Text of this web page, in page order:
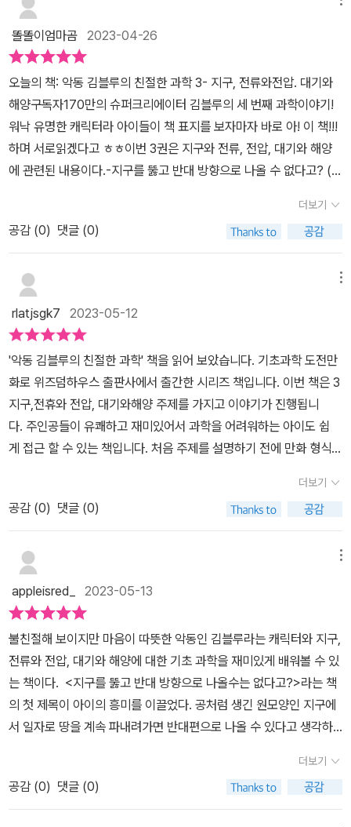
에 대한 내용이 인상깊었어요. 학교에서 배우기도 한 것 같은데 너
무 친절한 설명으로 아이가 바로 이해를 하더라구요. 그외에도 다양
한 주제들을 가지고 즐겁게 배울 수 있으니 초등 저학년 아이들이라
면 꼭 추천해주고 싶습니다. 본 후기는 업체로부터 책을 무상으로 제
공받아 읽어본 후 진솔하게 작성하였습니다. #위즈덤하우스 #악동김
블루의친절한과학 #김블루 #과학학습만화 #악동김블루의친절한과
학3 #책세상맘수다카페 #책세상 #맘수다
절해 보이지만 친절하고 착한 악동으로 생각 외로 과학적 지식이 좋
은 인물이랍니다.반대로 바로 지지는 지구를 정복하러 온 외계인라고
합니다.과학 수준이 높은 행성에서 와서 지구인들의 과학 수준을 낮
게 보지만, 김블루가 예상치 못한 존재로 남겨지는데요!과연~같이 지
내면서 지지는 마음이 변할 수 있는 지도 보는 것도 읽는 재미중 한 가
지겠어요.부제목처럼 지구, 전류와 전압, 그리고 대기와 해양으로지
구의 구조와 생김새 등에 대해서 배우면서 지진도 알려주고전류와 전
압에선 정전기와 전기력 등, 그리고 마지막으로 대기와 해양에선 해
수와 담수, 습도, 물의 순환 등에 대해서 배운답니다.​저도 언제인지는
기억이 정확하게 나진 않지만, 이 내용을 읽다 보니 과학시간이 떠오
하는데요.바로 판끼리 부딪히고 하다 보면 화산이 폭발하게 되고 그
로 인해 점점 떨어진다고 합니다.또한 마지막 편에서 물 아끼기에 대
한 내용이 나오는데, 지속적으로 지구 지키기의 대표적인 예죠.물은
틀면 나오지만, 이게 언제까지나 나오는 게 아니다는 점!그렇다고 해
서 물이 사라지지는 않고 순환을 한다는 점!여러 가지 물에 대해서도
알 수 있는 기회가 되었어요.​ 아이가 3학년이 되면서 과학도 배우기
시작하는데요.아직 제가 과학 책을 보진 않았지만, 전압에 대해선 배
운 거 같긴 하더라고요.김블루와 함께 다시 한 번 더 배워보면 좋을 것
똘똘이엄마곰 2023-04-26
오늘의 책: 악동 김블루의 친절한 과학 3- 지구, 전류와전압. 대기와
해양구독자170만의 슈퍼크리에이터 김블루의 세 번째 과학이야기!
워낙 유명한 캐릭터라 아이들이 책 표지를 보자마자 바로 아! 이 책!!!
하며 서로읽겠다고 ㅎㅎ이번 3권은 지구와 전류, 전압, 대기와 해양
에 관련된 내용이다.-지구를 뚫고 반대 방향으로 나올 수 없다고? (지
부자가 되었다?(도체와 부도체)-워터 파크에서 신나는 슬라이드(전
류,전압, 저항)-내가 눈 오줌이 다시 비가 되어 내린다고?(물의순환)
-보이지 않는 바람의 정체(기압과 바람)다양한 주제를 코믹하게 접근
하고 있는 김블루의 친절한 과학!중학교때 어려워했던 많은 개념들이
이렇게 쉽게 이해가 되다니!!어른인 내가봐도 재밌고 쉽게 구성되어
있으니.. 아이들은 뭐~~ 당연히 꿀잼일듯!!불친절해 보이지만 따뜻한
악동인 김블루지구를 정복하러온 외계인 지지와의 과학여행속으로
출발해보자!추천!1. 초등과학부터 중등과학까지 교과연계가 아주 잘
되어있다. 책 뒷부분에 교과 연계표가 나와있어서 한 눈에 보기쉽다.
2. 초등부터 중등까지 아이들이 쉽게 읽고 이해할 수 있도록 재미있
게 구성되어있다.3. 학습만화의 장점과 줄글의 장점이 더해져 누구나
과학에 관심을 가질 수 있게 한다.4. 만화로 아이들의 관심을 끌고 원
리를 쉽게 풀어내어 과학을 싫어하는 아이도 좋아하게 만드는 매력적
인 책이다.5. [왕친절한 과학 수업]코너에서는 핵심 내용을 다시한번
#초등과학 #중등과학 #과학책 #과학도서 #과학추천도서 #위즈덤
하우스 #교사추천도서 #지구 #대기 #과학필독서 #재미있는과학 #
신간도서 #책읽는교사 #책좋아하는교사
더보기
공감 (0) 댓글 (0)
rlatjsgk7 2023-05-12
'악동 김블루의 친절한 과학' 책을 읽어 보았습니다. 기초과학 도전만
화로 위즈덤하우스 출판사에서 출간한 시리즈 책입니다. 이번 책은 3
지구,전휴와 전압, 대기와해양 주제를 가지고 이야기가 진행됩니
다. 주인공들이 유쾌하고 재미있어서 과학을 어려워하는 아이도 쉽
게 접근 할 수 있는 책입니다. 처음 주제를 설명하기 전에 만화 형식으
새 과학 이야기에 빠져들게 됩니다. 지구의 중력을 쉽게 이야기하면
서 줄글도 섞어가며 전문용어도 나오는 지식책입니다. 하지만 지식
만 전달하는 책보다 이해와 접근이 쉬워서 아이들이 읽어 나가기 수
월한 것 같습니다. 그림체외 색감도 좋아서 초등학생들도 읽어가면
에 아직 배우지 않은 지식도 조금씩 노출하며 자연스럽게 배우면 도
움이 많이 되는 것 같습니다. 1,2학년은 아직 과학 교과릉 배우지 않
지만 이런 책을 통해 조금씩 용어를 노출한다면 나중에 수월 할 것 같
더라구요. 물론 현재 과학 교과릉 배우는 학년의 경우에는 이 책도 보
면서 지식을 넓혀가며 다져가면 좋을 것 같습니다. 책 뒷 편에는 초등
과 중등 교과 연계표가 있습니다. 이 책을 통해 중등 과학 지식도 자연
스럽게 스며들 수 있다는 장점이 있어요. 지금 배우는 부분이 아니어
도 이렇게 자연스럽게 접하는 것이 참 좋은 것 같습니다. 교과에서 새
롭게 보면 조금 어려울 수 있지만 책을 통해 어느정도 지식이 있다
더보기
공감 (0) 댓글 (0)
appleisred_ 2023-05-13
불친절해 보이지만 마음이 따뜻한 악동인 김블루라는 캐릭터와 지구,
전류와 전압, 대기와 해양에 대한 기초 과학을 재미있게 배워볼 수 있
는 책이다. <지구를 뚫고 반대 방향으로 나올수는 없다고?>라는 책
의 첫 제목이 아이의 흥미를 이끌었다. 공처럼 생긴 원모양인 지구에
서 일자로 땅을 계속 파내려가면 반대편으로 나올 수 있다고 생각하
려주면서 사실을 알려주는 것이 좋았다. 지구는 중심으로 들어갈수록
뜨거워지는데 가장 안쪽에 있는 핵의 온도가 무려 5천-6천도라니 가
늠이 안간다며 아이는 신기해했다. 지구의 내부 구조를 단순한 그림
더보기
공감 (0) 댓글 (0)